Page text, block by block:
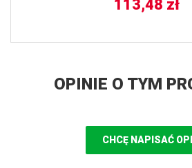
113,48 zł
OPINIE O TYM
CHCĘ NAPISAĆ